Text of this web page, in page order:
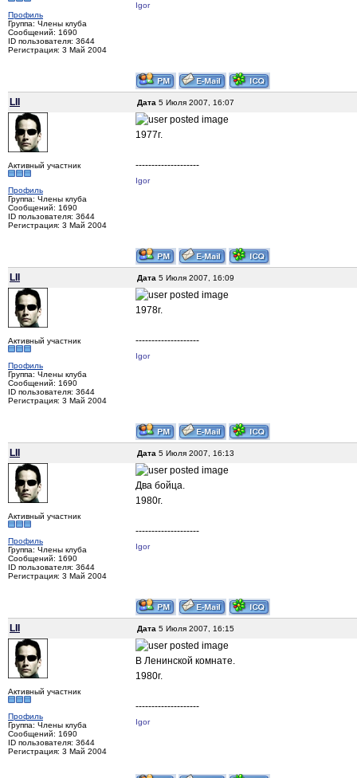
Профиль
Группа: Члены клуба
Сообщений: 1690
ID пользователя: 3644
Регистрация: 3 Май 2004
Igor
LII Дата 5 Июля 2007, 16:07
Активный участник
Профиль
Группа: Члены клуба
Сообщений: 1690
ID пользователя: 3644
Регистрация: 3 Май 2004
1977г.
--------------------
Igor
LII Дата 5 Июля 2007, 16:09
Активный участник
Профиль
Группа: Члены клуба
Сообщений: 1690
ID пользователя: 3644
Регистрация: 3 Май 2004
1978г.
--------------------
Igor
LII Дата 5 Июля 2007, 16:13
Активный участник
Профиль
Группа: Члены клуба
Сообщений: 1690
ID пользователя: 3644
Регистрация: 3 Май 2004
Два бойца.
1980г.
--------------------
Igor
LII Дата 5 Июля 2007, 16:15
Активный участник
Профиль
Группа: Члены клуба
Сообщений: 1690
ID пользователя: 3644
Регистрация: 3 Май 2004
В Ленинской комнате.
1980г.
--------------------
Igor